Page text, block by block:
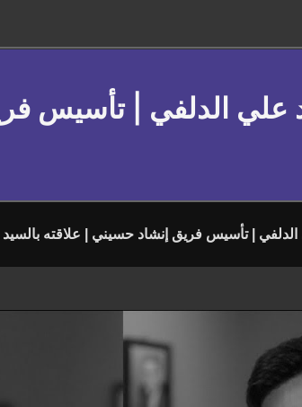
علي الدلفي | تأسيس
| تأسيس فريق إنشاد حسيني | علاقته بالسيد